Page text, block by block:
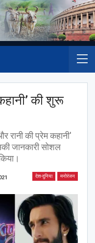
की शुरू
रानी की प्रेम कहानी'
जानकारी सोशल
देश-दुनिया मनोरंजन